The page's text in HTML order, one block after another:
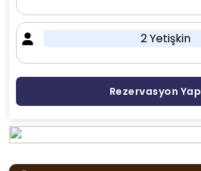
2 Yetişkin
Rezervasyon Yap